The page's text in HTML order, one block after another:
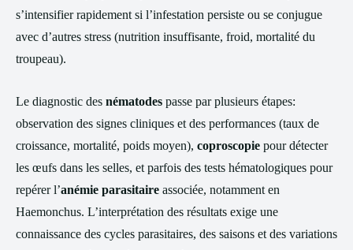
s’intensifier rapidement si l’infestation persiste ou se conjugue
avec d’autres stress (nutrition insuffisante, froid, mortalité du
troupeau).
Le diagnostic des nématodes passe par plusieurs étapes:
observation des signes cliniques et des performances (taux de
croissance, mortalité, poids moyen), coproscopie pour détecter
les œufs dans les selles, et parfois des tests hématologiques pour
repérer l’anémie parasitaire associée, notamment en
Haemonchus. L’interprétation des résultats exige une
connaissance des cycles parasitaires, des saisons et des variations